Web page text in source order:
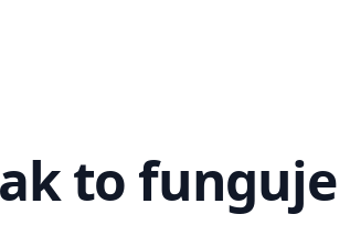
to funguje